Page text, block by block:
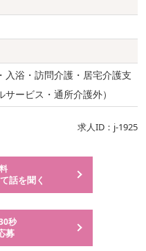
入浴・訪問介護・居宅介護支
ービス・通所介護外）
求人ID：j-1925
話を聞く
秒
募